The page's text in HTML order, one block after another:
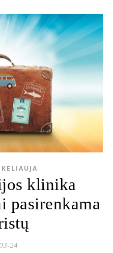
klinika
pasirenkama
24